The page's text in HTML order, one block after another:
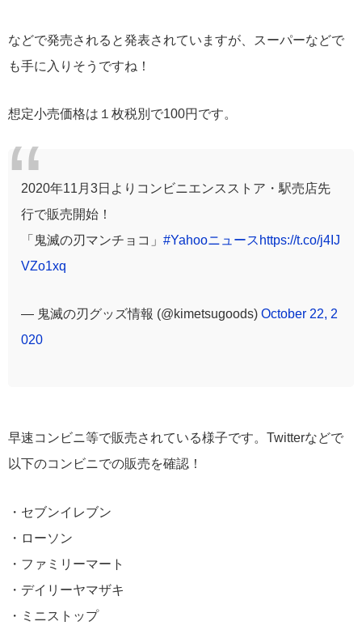
などで発売されると発表されていますが、スーパーなどで
も手に入りそうですね！
想定小売価格は１枚税別で100円です。
2020年11月3日よりコンビニエンスストア・駅売店先
行で販売開始！
「鬼滅の刃マンチョコ」 #Yahooニュース https://t.co/j4IJ
VZo1xq
— 鬼滅の刃グッズ情報 (@kimetsugoods) October 22, 2
020
早速コンビニ等で販売されている様子です。Twitterなどで
以下のコンビニでの販売を確認！
・セブンイレブン
・ローソン
・ファミリーマート
・デイリーヤマザキ
・ミニストップ